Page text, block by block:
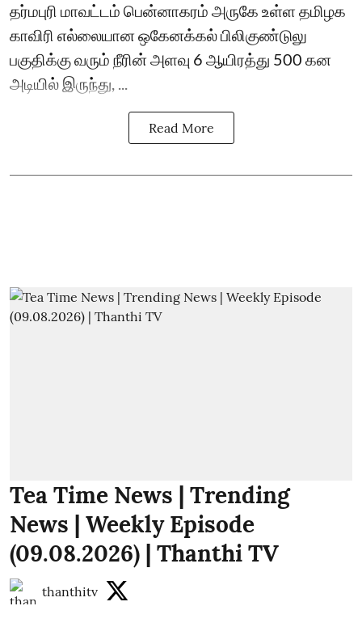
தர்மபுரி மாவட்டம் பென்னாகரம் அருகே உள்ள தமிழக
காவிரி எல்லையான ஒகேனக்கல் பிலிகுண்டுலு
பகுதிக்கு வரும் நீரின் அளவு 6 ஆயிரத்து 500 கன
அடியில் இருந்து, ...
Read More
Tea Time News | Trending
News | Weekly Episode
(09.08.2026) | Thanthi TV
thanthitv